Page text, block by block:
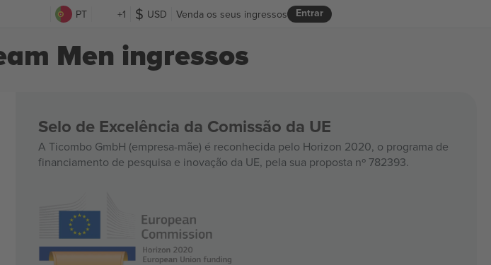
PT +1 USD Entrar
Venda os seus ingressos
Men ingressos
Selo de Excelência da Comissão da UE
A Ticombo GmbH (empresa-mãe) é reconhecida pelo Horizon 2020, o programa de
financiamento de pesquisa e inovação da UE, pela sua proposta nº 782393.